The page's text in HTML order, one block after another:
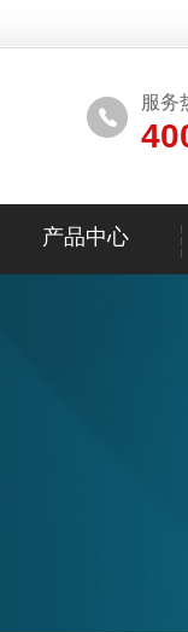
服务
产品中心